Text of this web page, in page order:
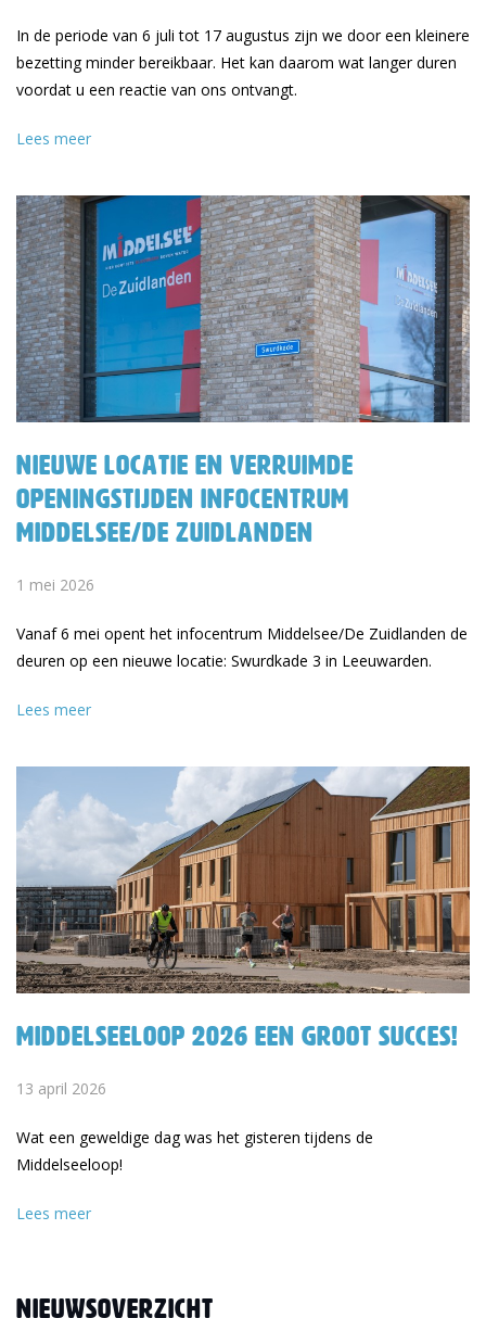
In de periode van 6 juli tot 17 augustus zijn we door een kleinere
bezetting minder bereikbaar. Het kan daarom wat langer duren
voordat u een reactie van ons ontvangt.
Lees meer
Nieuwe locatie en verruimde
openingstijden Infocentrum
Middelsee/De Zuidlanden
1 mei 2026
Vanaf 6 mei opent het infocentrum Middelsee/De Zuidlanden de
deuren op een nieuwe locatie: Swurdkade 3 in Leeuwarden.
Lees meer
Middelseeloop 2026 een groot succes!
13 april 2026
Wat een geweldige dag was het gisteren tijdens de
Middelseeloop!
Lees meer
Nieuwsoverzicht